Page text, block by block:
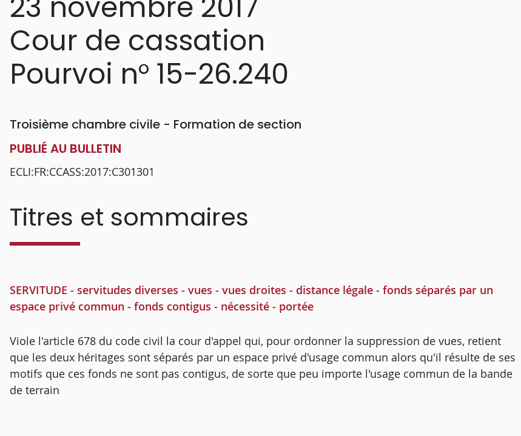
Cour de cassation
Pourvoi n° 15-26.240
Troisième chambre civile - Formation de section
PUBLIÉ AU BULLETIN
ECLI:FR:CCASS:2017:C301301
Titres et sommaires
SERVITUDE - servitudes diverses - vues - vues droites - distance légale - fonds séparés par un
espace privé commun - fonds contigus - nécessité - portée
Viole l'article 678 du code civil la cour d'appel qui, pour ordonner la suppression de vues, retient
que les deux héritages sont séparés par un espace privé d'usage commun alors qu'il résulte de ses
motifs que ces fonds ne sont pas contigus, de sorte que peu importe l'usage commun de la bande
de terrain